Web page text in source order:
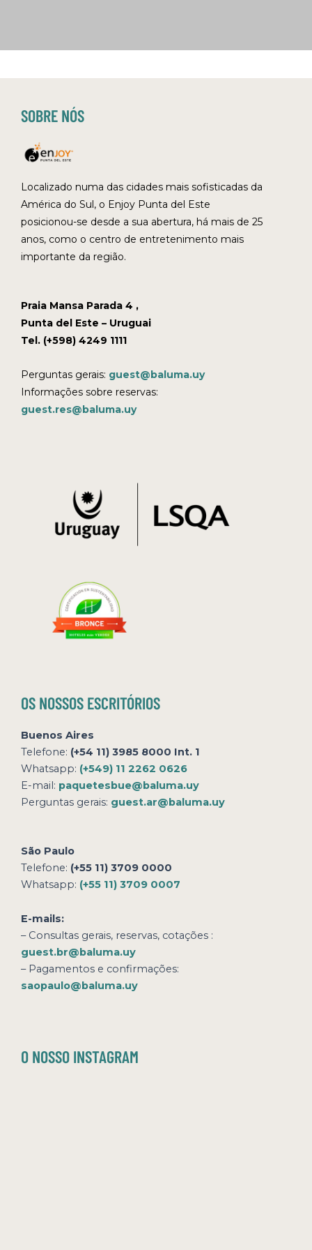
SOBRE NÓS
Localizado numa das cidades mais sofisticadas da
América do Sul, o Enjoy Punta del Este
posicionou-se desde a sua abertura, há mais de 25
anos, como o centro de entretenimento mais
importante da região.
Praia Mansa Parada 4 ,
Punta del Este – Uruguai
Tel. (+598) 4249 1111
Perguntas gerais: guest@baluma.uy
Informações sobre reservas:
guest.res@baluma.uy
OS NOSSOS ESCRITÓRIOS
Buenos Aires
Telefone: (+54 11) 3985 8000 Int. 1
Whatsapp: (+549) 11 2262 0626
E-mail: paquetesbue@baluma.uy
Perguntas gerais: guest.ar@baluma.uy
São Paulo
Telefone: (+55 11) 3709 0000
Whatsapp: (+55 11) 3709 0007
E-mails:
– Consultas gerais, reservas, cotações :
guest.br@baluma.uy
– Pagamentos e confirmações:
saopaulo@baluma.uy
O NOSSO INSTAGRAM